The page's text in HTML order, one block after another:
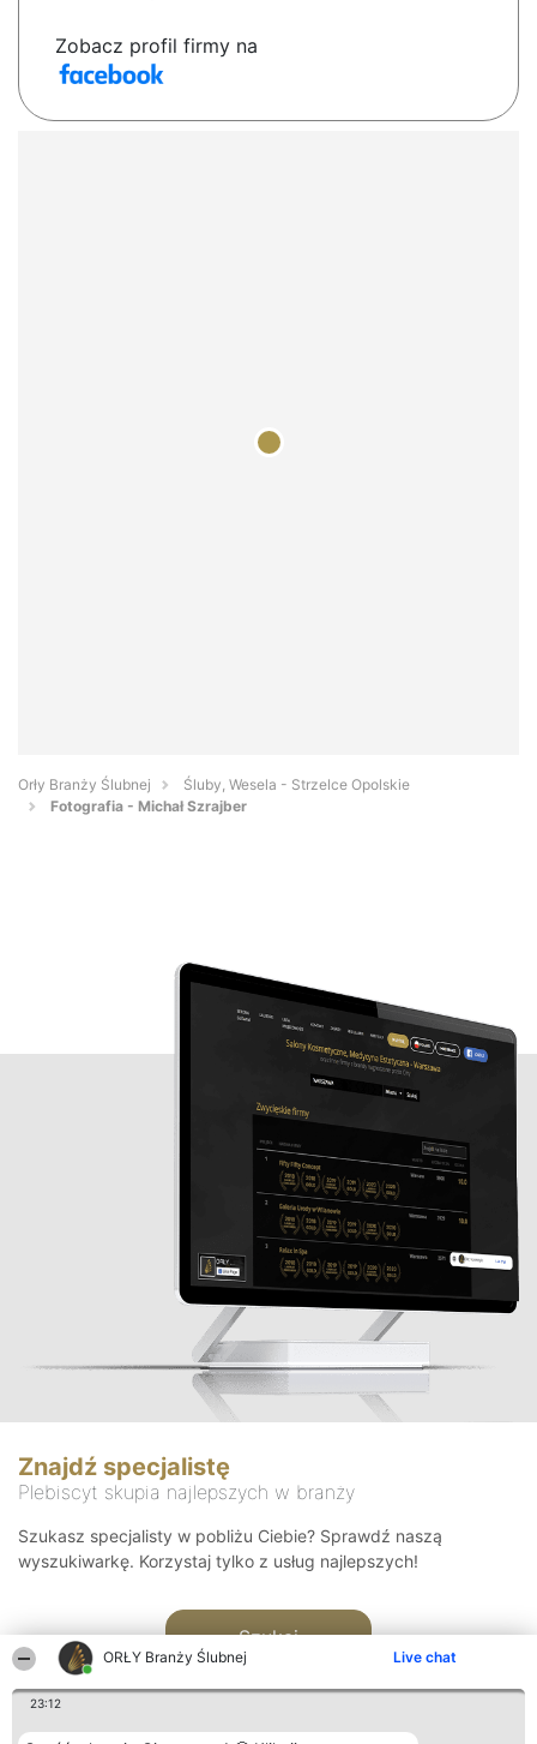
ORŁY Branży Ślubnej Live chat
23:12
Zobacz profil firmy na
Orły Branży Ślubnej
Śluby, Wesela - Strzelce Opolskie
Fotografia - Michał Szrajber
Znajdź specjalistę
Plebiscyt skupia najlepszych w branży
Szukasz specjalisty w pobliżu Ciebie? Sprawdź naszą
wyszukiwarkę. Korzystaj tylko z usług najlepszych!
Szukaj